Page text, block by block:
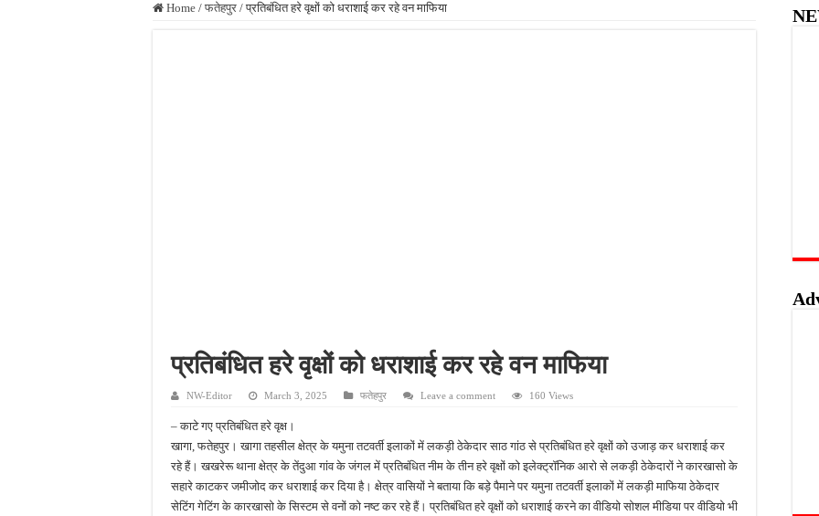
जिला अस्पताल में ईसीजी से पहले बिगड़ी तबीयत, 55 वर्षीय व्यक्ति की अचानक मौत
Home / फतेहपुर / प्रतिबंधित हरे वृक्षों को धराशाई कर रहे वन माफिया
प्रतिबंधित हरे वृक्षों को धराशाई कर रहे वन माफिया
NW-Editor March 3, 2025 फतेहपुर Leave a comment 160 Views
– काटे गए प्रतिबंधित हरे वृक्ष।
खागा, फतेहपुर। खागा तहसील क्षेत्र के यमुना तटवर्ती इलाकों में लकड़ी ठेकेदार साठ गांठ से प्रतिबंधित हरे वृक्षों को उजाड़ कर धराशाई कर
रहे हैं। खखरेरू थाना क्षेत्र के तेंदुआ गांव के जंगल में प्रतिबंधित नीम के तीन हरे वृक्षों को इलेक्ट्रॉनिक आरो से लकड़ी ठेकेदारों ने कारखासो के
सहारे काटकर जमीजोद कर धराशाई कर दिया है। क्षेत्र वासियों ने बताया कि बड़े पैमाने पर यमुना तटवर्ती इलाकों में लकड़ी माफिया ठेकेदार
सेटिंग गेटिंग के कारखासो के सिस्टम से वनों को नष्ट कर रहे हैं। प्रतिबंधित हरे वृक्षों को धराशाई करने का वीडियो सोशल मीडिया पर वीडियो भी